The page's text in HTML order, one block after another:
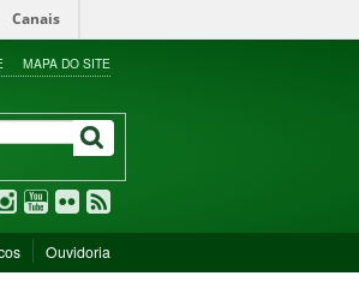
Canais
MAPA DO SITE
Ouvidoria